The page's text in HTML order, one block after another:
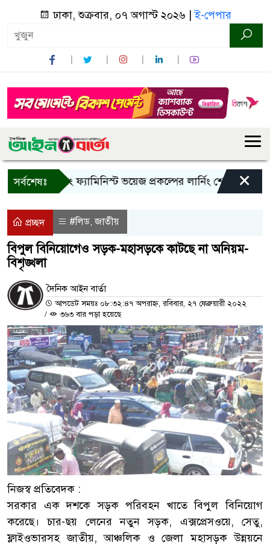
ঢাকা, শুক্রবার, ০৭ অগাস্ট ২০২৬ |ই-পেপার
সর্বশেষঃইয়ং ফ্যামিনিস্ট ভয়েজ প্রকল্পের লার্নিং শেয়ারিং কর্মশালা
×
প্রচ্ছদ #লিড,জাতীয়
বিপুল বিনিয়োগেও সড়ক-মহাসড়কে কাটছে না অনিয়ম-
বিশৃঙ্খলা
দৈনিক আইন বার্তা
আপডেট সময়ঃ ০৮:৩২:৪৭ অপরাহ্ন, রবিবার, ২৭ ফেব্রুয়ারী ২০২২
/
৩৬৩ বার পড়া হয়েছে
নিজস্ব প্রতিবেদক :
সরকার এক দশকে সড়ক পরিবহন খাতে বিপুল বিনিয়োগ
করেছে। চার-ছয় লেনের নতুন সড়ক, এক্সপ্রেসওয়ে, সেতু,
ফ্লাইওভারসহ জাতীয়, আঞ্চলিক ও জেলা মহাসড়ক উন্নয়নে